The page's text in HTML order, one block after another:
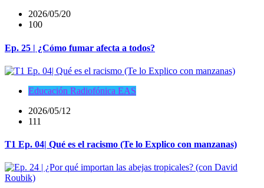
2026/05/20
100
Ep. 25 | ¿Cómo fumar afecta a todos?
Educación Radiofónica EAS
2026/05/12
111
T1 Ep. 04| Qué es el racismo (Te lo Explico con manzanas)